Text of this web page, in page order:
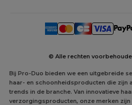
© Alle rechten
Bij Pro-Duo bieden we een uitgebreide
haar- en schoonheidsproducten die zijn
trends in de branche. Van innovatieve
verzorgingsproducten, onze merken